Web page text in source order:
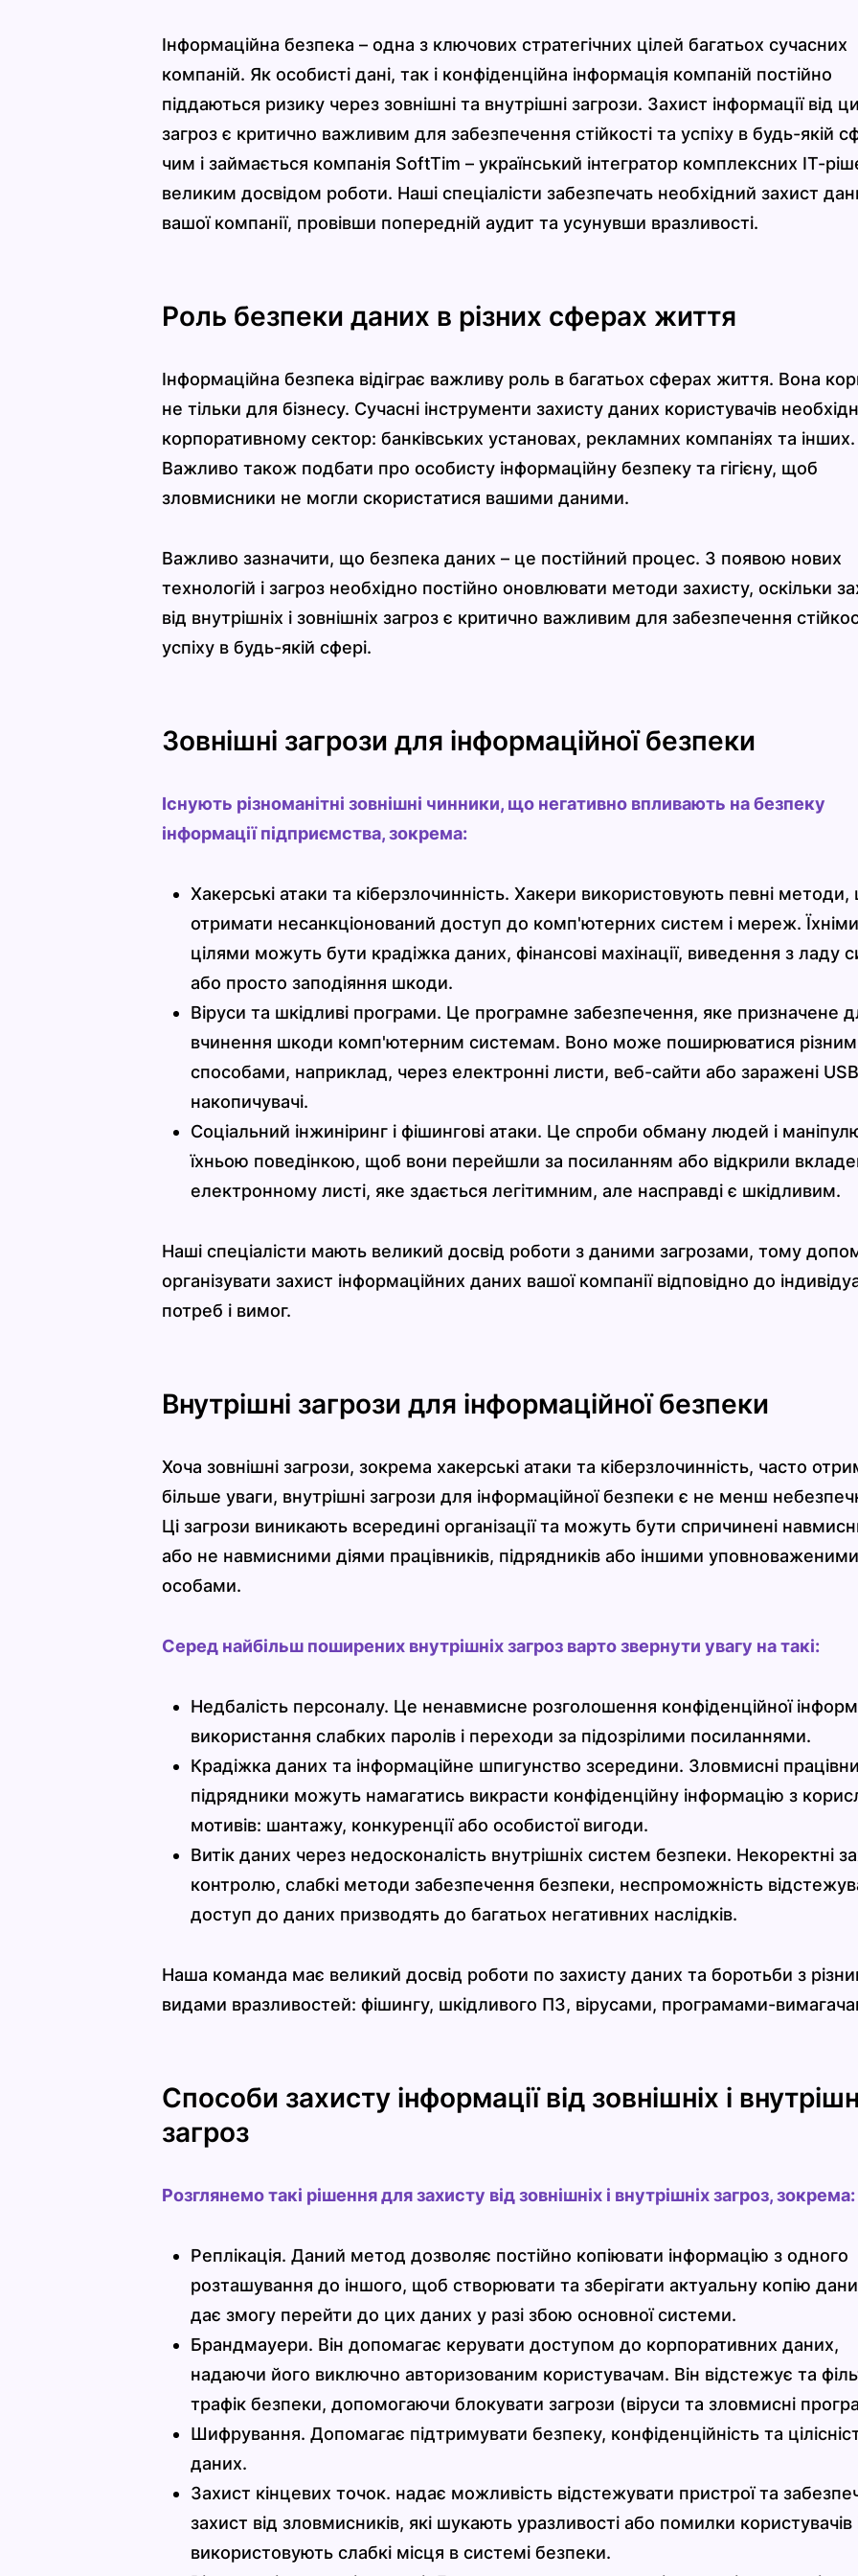
Інформаційна безпека – одна з ключових стратегічних цілей багатьох сучасних
компаній. Як особисті дані, так і конфіденційна інформація компаній постійно
піддаються ризику через зовнішні та внутрішні загрози. Захист інформації від
загроз є критично важливим для забезпечення стійкості та успіху в будь-якій
чим і займається компанія SoftTim – український інтегратор комплексних ІТ-
великим досвідом роботи. Наші спеціалісти забезпечать необхідний захист
вашої компанії, провівши попередній аудит та усунувши вразливості.
Роль безпеки даних в різних сферах життя
Інформаційна безпека відіграє важливу роль в багатьох сферах життя. Вона
не тільки для бізнесу. Сучасні інструменти захисту даних користувачів
корпоративному сектор: банківських установах, рекламних компаніях та інших.
Важливо також подбати про особисту інформаційну безпеку та гігієну, щоб
зловмисники не могли скористатися вашими даними.
Важливо зазначити, що безпека даних – це постійний процес. З появою нових
технологій і загроз необхідно постійно оновлювати методи захисту, оскільки
від внутрішніх і зовнішніх загроз є критично важливим для забезпечення
успіху в будь-якій сфері.
Зовнішні загрози для інформаційної безпеки
Існують різноманітні зовнішні чинники, що негативно впливають на безпеку
інформації підприємства, зокрема:
Хакерські атаки та кіберзлочинність. Хакери використовують певні
отримати несанкціонований доступ до комп'ютерних систем і мереж. Їхніми
цілями можуть бути крадіжка даних, фінансові махінації, виведення з ладу
або просто заподіяння шкоди.
Віруси та шкідливі програми. Це програмне забезпечення, яке призначене
вчинення шкоди комп'ютерним системам. Воно може поширюватися
способами, наприклад, через електронні листи, веб-сайти або заражені
накопичувачі.
Соціальний інжиніринг і фішингові атаки. Це спроби обману людей і
їхньою поведінкою, щоб вони перейшли за посиланням або відкрили
електронному листі, яке здається легітимним, але насправді є шкідливим.
Наші спеціалісти мають великий досвід роботи з даними загрозами, тому
організувати захист інформаційних даних вашої компанії відповідно до
потреб і вимог.
Внутрішні загрози для інформаційної безпеки
Хоча зовнішні загрози, зокрема хакерські атаки та кіберзлочинність, часто
більше уваги, внутрішні загрози для інформаційної безпеки є не менш
Ці загрози виникають всередині організації та можуть бути спричинені
або не навмисними діями працівників, підрядників або іншими уповноваженими
особами.
Серед найбільш поширених внутрішніх загроз варто звернути увагу на такі:
Недбалість персоналу. Це ненавмисне розголошення конфіденційної
використання слабких паролів і переходи за підозрілими посиланнями.
Крадіжка даних та інформаційне шпигунство зсередини. Зловмисні
підрядники можуть намагатись викрасти конфіденційну інформацію з
мотивів: шантажу, конкуренції або особистої вигоди.
Витік даних через недосконалість внутрішніх систем безпеки. Некоректні
контролю, слабкі методи забезпечення безпеки, неспроможність
доступ до даних призводять до багатьох негативних наслідків.
Наша команда має великий досвід роботи по захисту даних та боротьби з
видами вразливостей: фішингу, шкідливого ПЗ, вірусами, програмами-
Способи захисту інформації від зовнішніх і
загроз
Розглянемо такі рішення для захисту від зовнішніх і внутрішніх загроз, зокрема:
Реплікація. Даний метод дозволяє постійно копіювати інформацію з одного
розташування до іншого, щоб створювати та зберігати актуальну копію
дає змогу перейти до цих даних у разі збою основної системи.
Брандмауери. Він допомагає керувати доступом до корпоративних даних,
надаючи його виключно авторизованим користувачам. Він відстежує та
трафік безпеки, допомогаючи блокувати загрози (віруси та зловмисні
Шифрування. Допомагає підтримувати безпеку, конфіденційність та
даних.
Захист кінцевих точок. надає можливість відстежувати пристрої та
захист від зловмисників, які шукають уразливості або помилки користувачів
використовують слабкі місця в системі безпеки.